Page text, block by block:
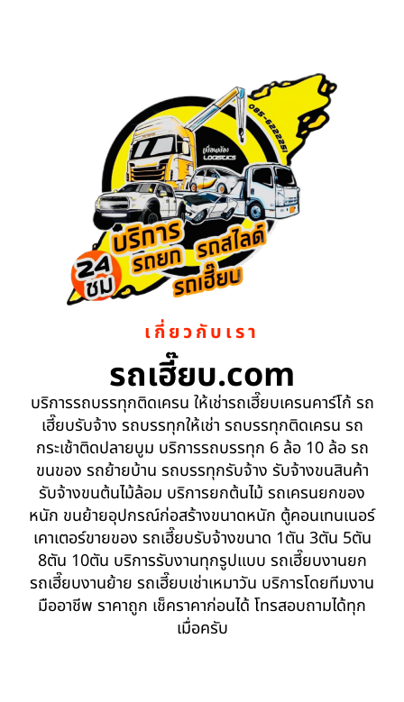
เกี่ยวกับเรา
รถเฮี๊ยบ.com
บริการรถบรรทุกติดเครน ให้เช่ารถเฮี๊ยบเครนคาร์โก้ รถ
เฮี๊ยบรับจ้าง รถบรรทุกให้เช่า รถบรรทุกติดเครน รถ
กระเช้าติดปลายบูม บริการรถบรรทุก 6 ล้อ 10 ล้อ รถ
ขนของ รถย้ายบ้าน รถบรรทุกรับจ้าง รับจ้างขนสินค้า
รับจ้างขนต้นไม้ล้อม บริการยกต้นไม้ รถเครนยกของ
หนัก ขนย้ายอุปกรณ์ก่อสร้างขนาดหนัก ตู้คอนเทนเนอร์
เคาเตอร์ขายของ รถเฮี๊ยบรับจ้างขนาด 1ตัน 3ตัน 5ตัน
8ตัน 10ตัน บริการรับงานทุกรูปแบบ รถเฮี๊ยบงานยก
รถเฮี๊ยบงานย้าย รถเฮี๊ยบเช่าเหมาวัน บริการโดยทีมงาน
มืออาชีพ ราคาถูก เช็คราคาก่อนได้ โทรสอบถามได้ทุก
เมื่อครับ